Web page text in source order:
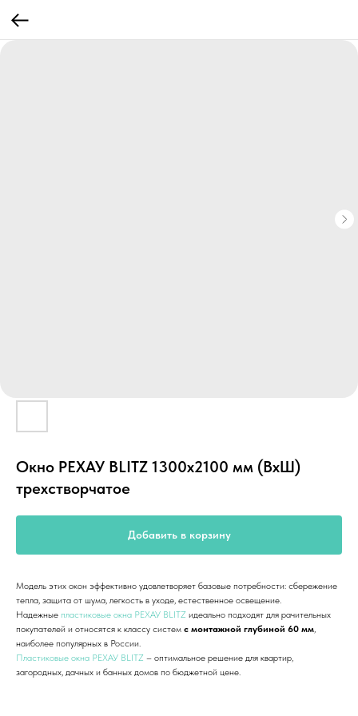
Окно РЕХАУ BLITZ 1300х2100 мм (ВхШ)
трехстворчатое
Добавить в корзину
Модель этих окон эффективно удовлетворяет базовые потребности: сбережение
тепла, защита от шума, легкость в уходе, естественное освещение.
Надежные пластиковые окна РЕХАУ BLITZ идеально подходят для рачительных
покупателей и относятся к классу систем с монтажной глубиной 60 мм,
наиболее популярных в России.
Пластиковые окна РЕХАУ BLITZ – оптимальное решение для квартир,
загородных, дачных и банных домов по бюджетной цене.